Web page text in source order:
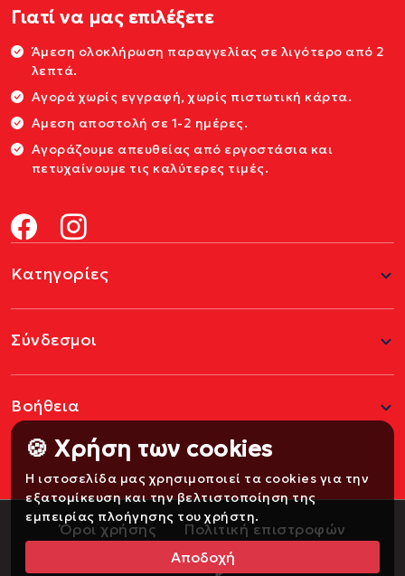
🍪 Χρήση των cookies
Η ιστοσελίδα μας χρησιμοποιεί τα cookies για την
εξατομίκευση και την βελτιστοποίηση της
εμπειρίας πλοήγησης του χρήστη.
Αποδοχή
Γιατί να μας επιλέξετε
Άμεση ολοκλήρωση παραγγελίας σε λιγότερο από 2
λεπτά.
Αγορά χωρίς εγγραφή, χωρίς πιστωτική κάρτα.
Αμεση αποστολή σε 1-2 ημέρες.
Αγοράζουμε απευθείας από εργοστάσια και
πετυχαίνουμε τις καλύτερες τιμές.
Κατηγορίες
Σύνδεσμοι
Βοήθεια
Όροι χρήσης
Πολιτική επιστροφών
Developed by
Fossasoft